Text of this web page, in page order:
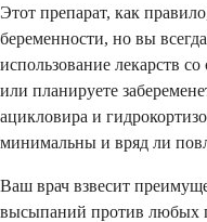
Этот препарат, как
беременности, но вы
использование лекарств
или планируете
ацикловира и
минимальны и вряд ли
Ваш врач взвесит
высыпаний против любых